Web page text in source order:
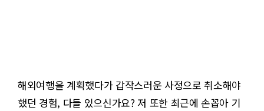
해외여행을 계획했다가 갑작스러운 사정으로 취소해야
했던 경험, 다들 있으신가요? 저 또한 최근에 손꼽아 기